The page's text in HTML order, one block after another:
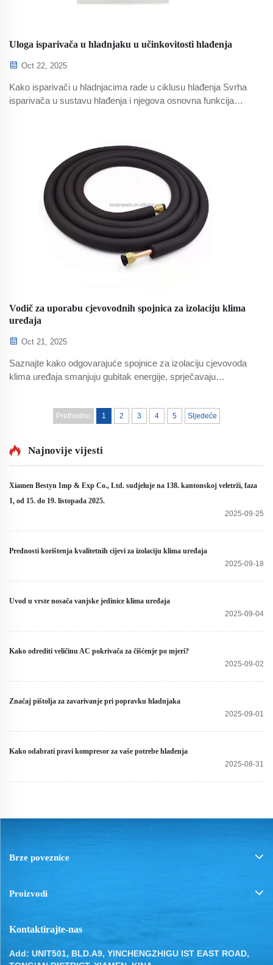
Uloga isparivača u hladnjaku u učinkovitosti hlađenja
Oct 22, 2025
Kako isparivači u hladnjacima rade u ciklusu hlađenja Svrha
isparivača u sustavu hlađenja i njegova osnovna funkcija
Vodič za uporabu cjevovodnih spojnica za izolaciju klima
uređaja
Oct 21, 2025
Saznajte kako odgovarajuće spojnice za izolaciju cjevovoda
klima uređaja smanjuju gubitak energije, sprječavaju
Preuzmite potpuni vodič već danas.
Prethodno 1 2 3 4 5 Sljedeće
Najnovije vijesti
Xiamen Bestyn Imp & Exp Co., Ltd. sudjeluje na 138. kantonskoj veletrži, faza
1, od 15. do 19. listopada 2025.
2025-09-25
Prednosti korištenja kvalitetnih cijevi za izolaciju klima uređaja
2025-09-18
Uvod u vrste nosača vanjske jedinice klima uređaja
2025-09-04
Kako odrediti veličinu AC pokrivača za čišćenje po mjeri?
2025-09-02
Značaj pištolja za zavarivanje pri popravku hladnjaka
2025-09-01
Kako odabrati pravi kompresor za vaše potrebe hlađenja
2025-08-31
Brze poveznice
Proizvodi
Kontaktirajte-nas
Add: UNIT501, BLD.A9, YINCHENGZHIGU IST EAST ROAD,